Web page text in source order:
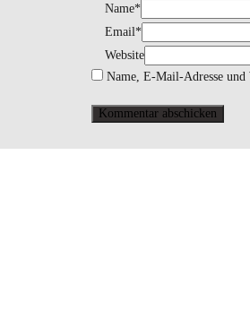
Name*
Email*
Website
Name, E-Mail-Adresse und